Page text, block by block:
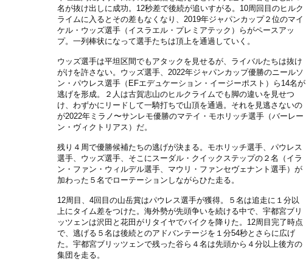
名が抜け出しに成功。12秒差で後続が追いすがる。10周回目のヒルク
ライムに入るとその差もなくなり、2019年ジャパンカップ２位のマイ
ケル・ウッズ選手（イスラエル・プレミアテック）らがペースアッ
プ。一列棒状になって選手たちは頂上を通過していく。
ウッズ選手は平坦区間でもアタックを見せるが、ライバルたちは抜け
がけを許さない。ウッズ選手、2022年ジャパンカップ優勝のニールソ
ン・パウレス選手（EFエデュケーション・イージーポスト）ら14名が
逃げを形成。２人は古賀志山のヒルクライムでも脚の違いを見せつ
け、わずかにリードして一騎打ちで山頂を通過。それを見逃さないの
が2022年ミラノ〜サンレモ優勝のマテイ・モホリッチ選手（バーレー
ン・ヴィクトリアス）だ。
残り４周で優勝候補たちの逃げが決まる。モホリッチ選手、パウレス
選手、ウッズ選手、そこにスーダル・クイックステップの２名（イラ
ン・ファン・ウィルデル選手、マウリ・ファンセヴェナント選手）が
加わった５名でローテーションしながらひた走る。
12周目、4回目の山岳賞はパウレス選手が獲得。５名は追走に１分以
上にタイム差をつけた。海外勢が先頭争いを続ける中で、宇都宮ブリ
ッツェンは沢田と花田がリタイヤでバイクを降りた。12周目完了時点
で、逃げる５名は後続とのアドバンテージを１分54秒とさらに広げ
た。宇都宮ブリッツェンで残った谷ら４名は先頭から４分以上後方の
集団を走る。